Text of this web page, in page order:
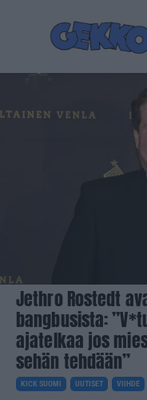
Jethro Rostedt
bangbusista:
ajatelkaa jos
sehän tehdään”
KICK SUOMI UUTISET VIIHDE